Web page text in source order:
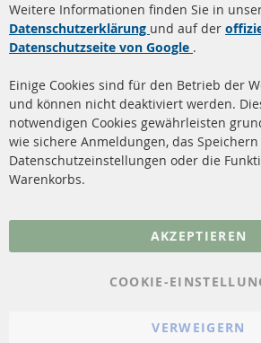
Dieselpartikelfilter (DPF)
Dieselpartikelfilter
Katalysator (KAT)
Sensoren
FAQ
Über
Weitere Informationen finden Sie in
Datenschutzerklärung und auf der
Datenschutzseite von Google .
Einige Cookies sind für den Betrieb der
und können nicht deaktiviert werden.
notwendigen Cookies gewährleisten
wie sichere Anmeldungen, das
Datenschutzeinstellungen oder die
Warenkorbs.
AKZEPTIEREN
COOKIE-
VERWEIGERN